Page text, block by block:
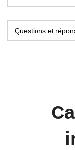
Questions et